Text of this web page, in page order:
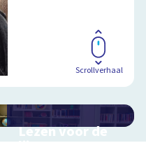
Scrollverhaal
Lezen voor de
lijst